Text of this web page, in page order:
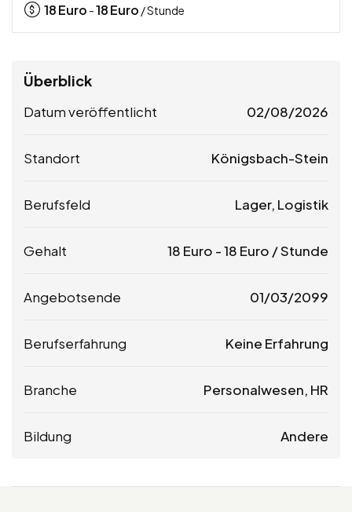
18Euro -18Euro / Stunde
Überblick
Datum veröffentlicht 02/08/2026
Standort Königsbach-Stein
Berufsfeld Lager, Logistik
Gehalt 18 Euro -18 Euro / Stunde
Angebotsende 01/03/2099
Berufserfahrung Keine Erfahrung
Branche Personalwesen, HR
Bildung Andere